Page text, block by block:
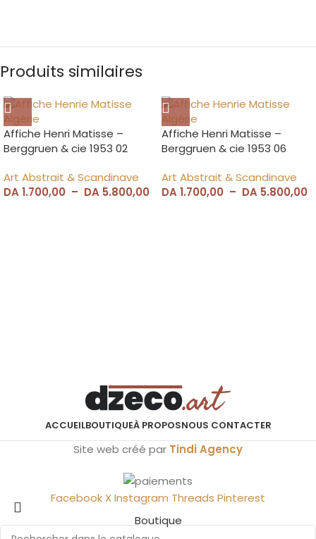
Produits similaires
Affiche Henri Matisse –
Berggruen & cie 1953 02
Art Abstrait & Scandinave
DA1.700,00 – DA 5.800,00
Affiche Henri Matisse –
Berggruen & cie 1953 06
Art Abstrait & Scandinave
DA1.700,00 – DA 5.800,00
ACCUEILBOUTIQUEÀ PROPOSNOUS CONTACTER
Site web créé par Tindi Agency
Facebook XInstagram Threads Pinterest
Boutique